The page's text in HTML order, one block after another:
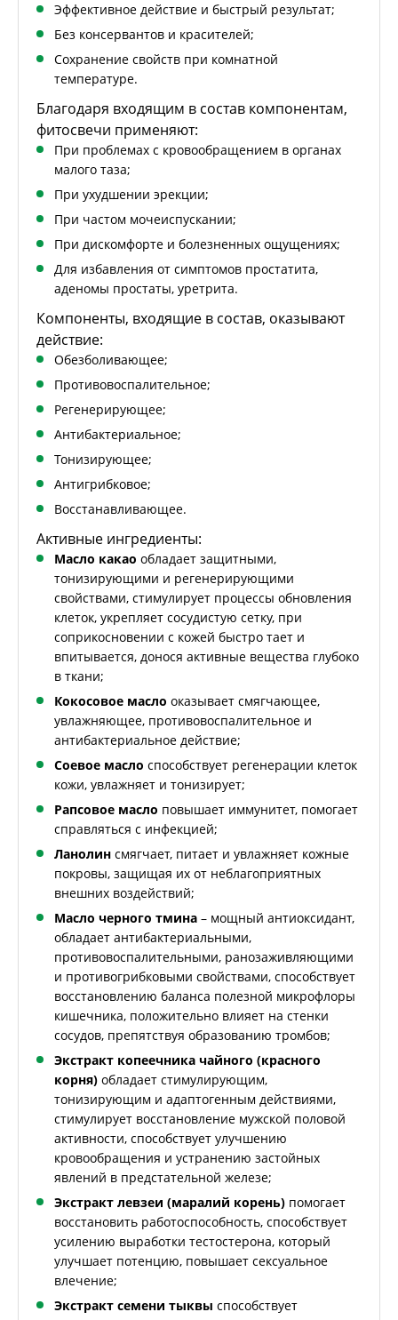
Эффективное действие и быстрый результат;
Без консервантов и красителей;
Сохранение свойств при комнатной
температуре.
Благодаря входящим в состав компонентам,
фитосвечи применяют:
При проблемах с кровообращением в органах
малого таза;
При ухудшении эрекции;
При частом мочеиспускании;
При дискомфорте и болезненных ощущениях;
Для избавления от симптомов простатита,
аденомы простаты, уретрита.
Компоненты, входящие в состав, оказывают
действие:
Обезболивающее;
Противовоспалительное;
Регенерирующее;
Антибактериальное;
Тонизирующее;
Антигрибковое;
Восстанавливающее.
Активные ингредиенты:
Масло какао обладает защитными,
тонизирующими и регенерирующими
свойствами, стимулирует процессы обновления
клеток, укрепляет сосудистую сетку, при
соприкосновении с кожей быстро тает и
впитывается, донося активные вещества глубоко
в ткани;
Кокосовое масло оказывает смягчающее,
увлажняющее, противовоспалительное и
антибактериальное действие;
Соевое масло способствует регенерации клеток
кожи, увлажняет и тонизирует;
Рапсовое масло повышает иммунитет, помогает
справляться с инфекцией;
Ланолин смягчает, питает и увлажняет кожные
покровы, защищая их от неблагоприятных
внешних воздействий;
Масло черного тмина – мощный антиоксидант,
обладает антибактериальными,
противовоспалительными, ранозаживляющими
и противогрибковыми свойствами, способствует
восстановлению баланса полезной микрофлоры
кишечника, положительно влияет на стенки
сосудов, препятствуя образованию тромбов;
Экстракт копеечника чайного (красного
корня) обладает стимулирующим,
тонизирующим и адаптогенным действиями,
стимулирует восстановление мужской половой
активности, способствует улучшению
кровообращения и устранению застойных
явлений в предстательной железе;
Экстракт левзеи (маралий корень) помогает
восстановить работоспособность, способствует
усилению выработки тестостерона, который
улучшает потенцию, повышает сексуальное
влечение;
Экстракт семени тыквы способствует